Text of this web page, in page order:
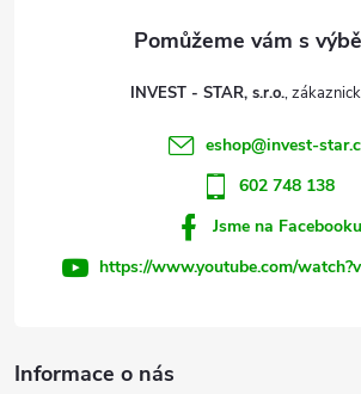
Informace o nás
INVEST - STAR, s.r.o.
eshop@invest-
602 748 138
Jsme na Facebooku
https://www.youtube.com/